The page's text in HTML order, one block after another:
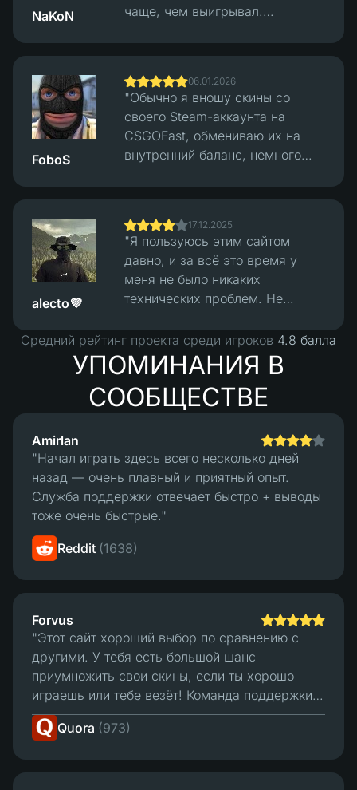
NaKoN
чаще, чем выигрывал.
начал проверять раунды через
их систему верификации хэша.
После этого всё стало казаться
более сбалансированным,
выигрыши и проигрыши
выглядели честными. Сам сайт
работает нормально, чистый
интерфейс, явных проблем нет,
но всё равно нужно понимать,
что это азартная игра, а не
лёгкие деньги."
FoboS
06.01.2026
"Обычно я вношу скины со
своего Steam-аккаунта на
CSGOFast, обмениваю их на
внутренний баланс, немного
Курсы обмена справедливые, и
весь процесс работает отлично,
без проблем."
alecto💜
17.12.2025
"Я пользуюсь этим сайтом
давно, и за всё это время у
меня не было никаких
технических проблем. Не
игры, но учитывая, насколько
выросли цены на скины за пять
лет, что я в игре, в целом я
определённо в прибыли :)"
Средний рейтинг проекта среди игроков 4.8 балла
УПОМИНАНИЯ В
СООБЩЕСТВЕ
Amirlan
"Начал играть здесь всего несколько дней
назад — очень плавный и приятный опыт.
Служба поддержки отвечает быстро + выводы
тоже очень быстрые."
Reddit (1638)
Forvus
"Этот сайт хороший выбор по сравнению с
другими. У тебя есть большой шанс
приумножить свои скины, если ты хорошо
играешь или тебе везёт! Команда поддержки
отвечает за считанные минуты, и у неё
хорошая торговая система. Для меня это
Quora (973)